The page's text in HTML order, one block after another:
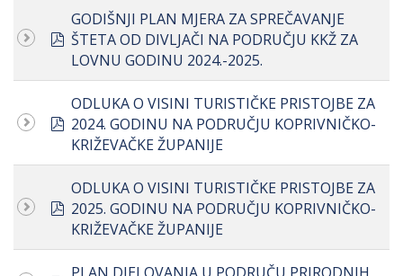
pdf
GODIŠNJI PLAN MJERA ZA SPREČAVANJE
ŠTETA OD DIVLJAČI NA PODRUČJU KKŽ ZA
LOVNU GODINU 2024.-2025.
pdf
ODLUKA O VISINI TURISTIČKE PRISTOJBE ZA
2024. GODINU NA PODRUČJU KOPRIVNIČKO-
KRIŽEVAČKE ŽUPANIJE
pdf
ODLUKA O VISINI TURISTIČKE PRISTOJBE ZA
2025. GODINU NA PODRUČJU KOPRIVNIČKO-
KRIŽEVAČKE ŽUPANIJE